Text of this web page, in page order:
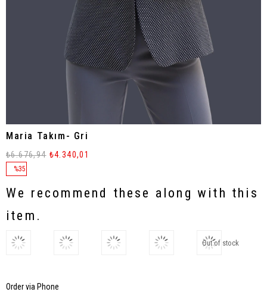
Maria Takım- Gri
%35
₺6.676,94 ₺4.340,01
We recommend these along with this
item.
Out of stock
Order via Phone